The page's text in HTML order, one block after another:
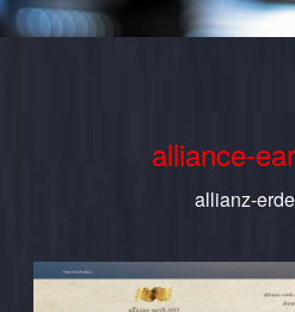
alliance-
allianz-